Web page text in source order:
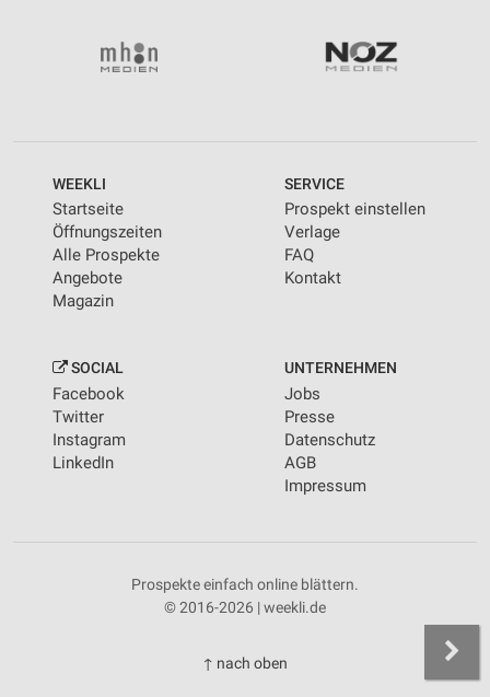
WEEKLI
Startseite
Öffnungszeiten
Alle Prospekte
Angebote
Magazin
SERVICE
Prospekt einstellen
Verlage
FAQ
Kontakt
SOCIAL
Facebook
Twitter
Instagram
LinkedIn
UNTERNEHMEN
Jobs
Presse
Datenschutz
AGB
Impressum
Prospekte einfach online blättern.
© 2016-2026 | weekli.de
↑ nach oben